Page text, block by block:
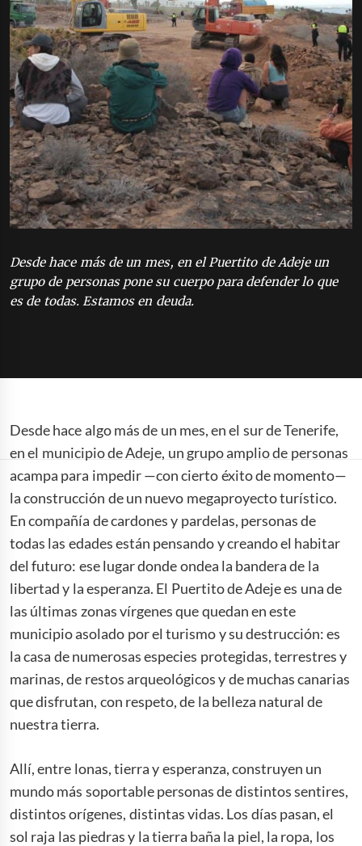
Desde hace más de un mes, en el Puertito de Adeje un
grupo de personas pone su cuerpo para defender lo que
es de todas. Estamos en deuda.
Desde hace algo más de un mes, en el sur de Tenerife,
en el municipio de Adeje, un grupo amplio de personas
acampa para impedir —con cierto éxito de momento—
la construcción de un nuevo megaproyecto turístico.
En compañía de cardones y pardelas, personas de
todas las edades están pensando y creando el habitar
del futuro: ese lugar donde ondea la bandera de la
libertad y la esperanza. El Puertito de Adeje es una de
las últimas zonas vírgenes que quedan en este
municipio asolado por el turismo y su destrucción: es
la casa de numerosas especies protegidas, terrestres y
marinas, de restos arqueológicos y de muchas canarias
que disfrutan, con respeto, de la belleza natural de
nuestra tierra.
Allí, entre lonas, tierra y esperanza, construyen un
mundo más soportable personas de distintos sentires,
distintos orígenes, distintas vidas. Los días pasan, el
sol raja las piedras y la tierra baña la piel, la ropa, los